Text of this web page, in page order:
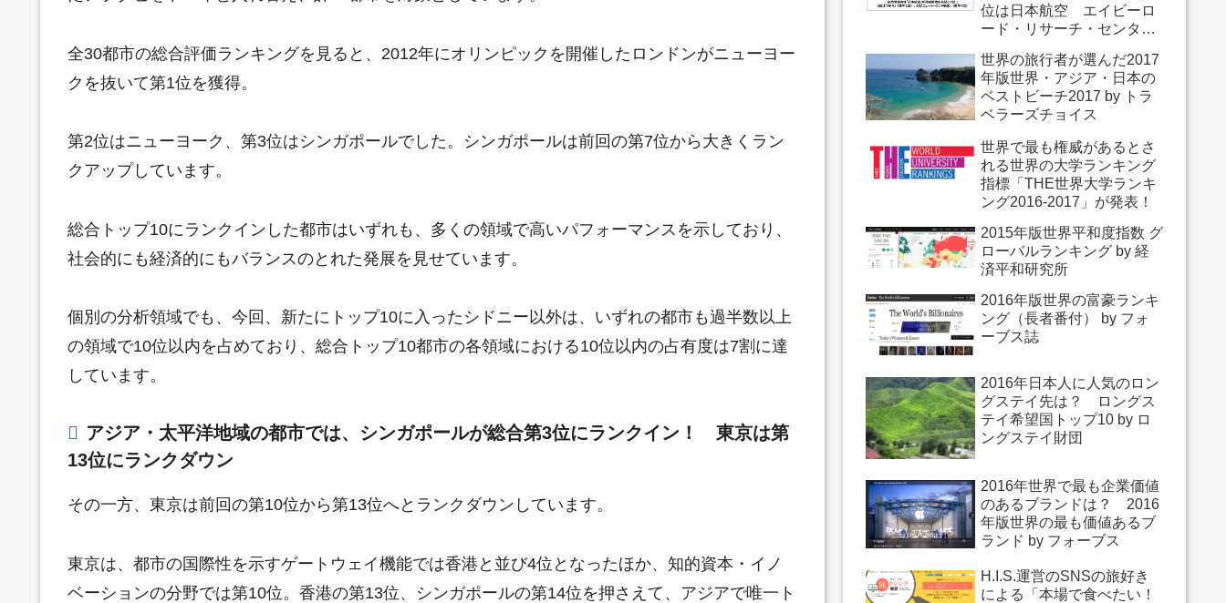
全30都市の総合評価ランキングを見ると、2012年にオリンピックを開催したロンドンがニューヨー
クを抜いて第1位を獲得。
第2位はニューヨーク、第3位はシンガポールでした。シンガポールは前回の第7位から大きくラン
クアップしています。
総合トップ10にランクインした都市はいずれも、多くの領域で高いパフォーマンスを示しており、
社会的にも経済的にもバランスのとれた発展を見せています。
個別の分析領域でも、今回、新たにトップ10に入ったシドニー以外は、いずれの都市も過半数以上
の領域で10位以内を占めており、総合トップ10都市の各領域における10位以内の占有度は7割に達
しています。
アジア・太平洋地域の都市では、シンガポールが総合第3位にランクイン！ 東京は第
13位にランクダウン
その一方、東京は前回の第10位から第13位へとランクダウンしています。
東京は、都市の国際性を示すゲートウェイ機能では香港と並び4位となったほか、知的資本・イノ
ベーションの分野では第10位。香港の第13位、シンガポールの第14位を押さえて、アジアで唯一ト
位は日本航空 エイビーロ
ード・リサーチ・センター
2017」
世界の旅行者が選んだ2017
年版世界・アジア・日本の
ベストビーチ2017 by トラ
ベラーズチョイス
世界で最も権威があるとさ
れる世界の大学ランキング
指標「THE世界大学ランキ
ング2016-2017」が発表！
2015年版世界平和度指数 グ
ローバルランキング by 経
済平和研究所
2016年版世界の富豪ランキ
ング（長者番付） by フォ
ーブス誌
2016年日本人に人気のロン
グステイ先は？ ロングス
テイ希望国トップ10 by ロ
ングステイ財団
2016年世界で最も企業価値
のあるブランドは？ 2016
年版世界の最も価値あるブ
ランド by フォーブス
H.I.S.運営のSNSの旅好き
による「本場で食べたい！